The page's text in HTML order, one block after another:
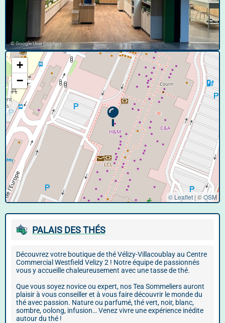
© Google User Content
+
−
© Leaflet | ©OSM
PALAIS DES THÉS
Découvrez votre boutique de thé Vélizy-Villacoublay au Centre
Commercial Westfield Velizy 2 ! Notre équipe de passionnés
vous y accueille chaleureusement avec une tasse de thé.
Que vous soyez novice ou expert, nos Tea Sommeliers auront
plaisir à vous conseiller et à vous faire découvrir le monde du
thé avec passion. Nature ou parfumé, thé vert, noir, blanc,
sombre, oolong, infusion… Venez vivre une expérience inédite
autour du thé !